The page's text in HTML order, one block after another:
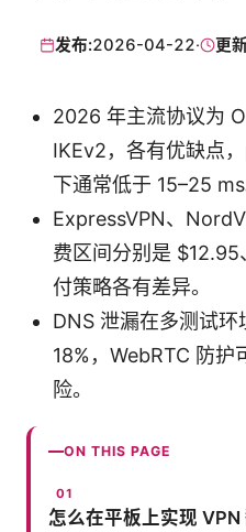
发布:2026-04-22· 更
2026 年主流协议为
IKEv2，各有优缺点
下通常低于 15–25 ms
ExpressVPN、
费区间分别是
付策略各有差异。
DNS 泄漏在多测试环
18%，WebRTC 防护
险。
ON THIS PAGE
怎么在平板上实现